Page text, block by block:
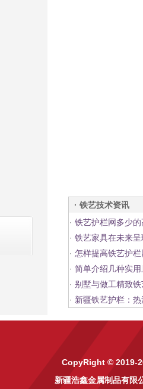
· 铁艺技术资讯
· 铁艺护栏网多少
· 铁艺家具在未来
· 怎样提高铁艺护
· 简单介绍几种实
· 别墅与做工精致
· 新疆铁艺护栏：
CopyRight © 2019-
新疆浩鑫金属制品有限